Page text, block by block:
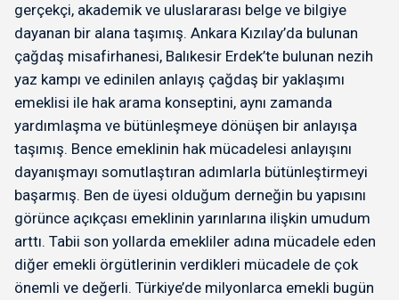
gerçekçi, akademik ve uluslararası belge ve bilgiye
dayanan bir alana taşımış. Ankara Kızılay’da bulunan
çağdaş misafirhanesi, Balıkesir Erdek’te bulunan nezih
yaz kampı ve edinilen anlayış çağdaş bir yaklaşımı
emeklisi ile hak arama konseptini, aynı zamanda
yardımlaşma ve bütünleşmeye dönüşen bir anlayışa
taşımış. Bence emeklinin hak mücadelesi anlayışını
dayanışmayı somutlaştıran adımlarla bütünleştirmeyi
başarmış. Ben de üyesi olduğum derneğin bu yapısını
görünce açıkçası emeklinin yarınlarına ilişkin umudum
arttı. Tabii son yollarda emekliler adına mücadele eden
diğer emekli örgütlerinin verdikleri mücadele de çok
önemli ve değerli. Türkiye’de milyonlarca emekli bugün